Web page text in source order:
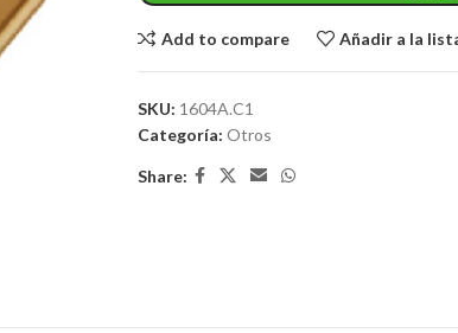
Add to compare Añadir a la
SKU: 1604A.C1
Categoría: Otros
Share: